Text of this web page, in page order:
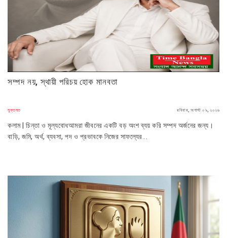
সম্পদ নয়, স্থায়ী পরিচয় হোক মানবতা
মুক্তমত রবিবার, অগাস্ট ০৯, ২০২৬
কলাম | চিন্তা ও মূল্যবোধআমরা জীবনের একটি বড় অংশ ব্যয় করি সম্পদ অর্জনের জন্য।
বাড়ি, জমি, অর্থ, ব্যবসা, পদ ও প্রভাবকে নিজের সাফল্যের...